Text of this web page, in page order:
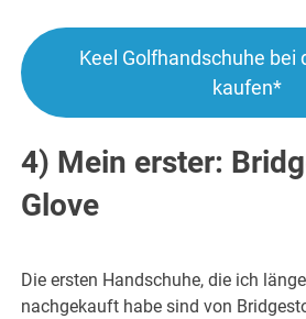
Keel Golfhandschuhe bei
kaufen*
4) Mein erster:
Glove
Die ersten Handschuhe, die ich
nachgekauft habe sind von